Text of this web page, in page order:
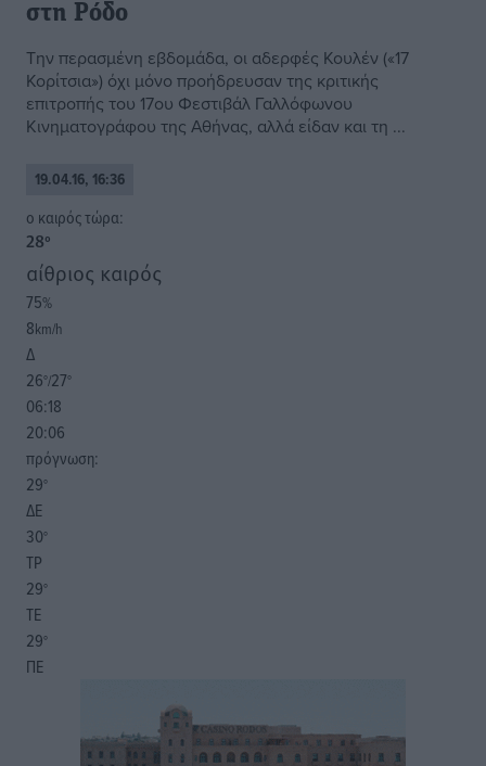
στη Ρόδο
Την περασμένη εβδομάδα, οι αδερφές Κουλέν («17
Κορίτσια») όχι μόνο προήδρευσαν της κριτικής
επιτροπής του 17ου Φεστιβάλ Γαλλόφωνου
Κινηματογράφου της Αθήνας, αλλά είδαν και τη ...
19.04.16, 16:36
o καιρός τώρα:
28°
αίθριος καιρός
75%
8km/h
Δ
26°/27°
06:18
20:06
πρόγνωση:
29°
ΔΕ
30°
ΤΡ
29°
ΤΕ
29°
ΠΕ